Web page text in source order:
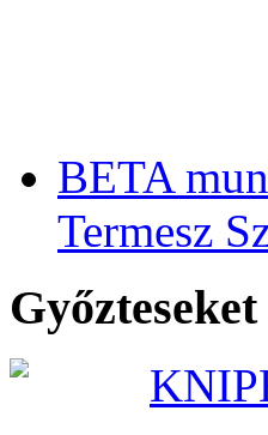
BETA
Termesz